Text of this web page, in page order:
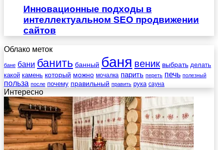
Инновационные подходы в
интеллектуальном SEO продвижении
сайтов
Облако меток
бане бани банить банный баня веник выбрать делать
какой камень который можно мочалка парить переть печь полезный
польза после почему правильный править рука сауна
Интересно